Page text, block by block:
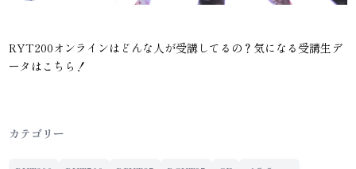
RYT200オンラインはどんな人が受講してるの？気になる受講生デ
ータはこちら！
カテゴリー